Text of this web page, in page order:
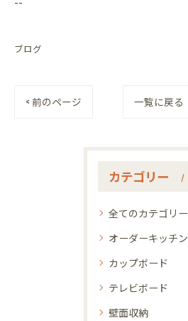
ブログ
< 前のページ 一覧に戻る
カテゴリー
全てのカテゴリー
オーダーキッチン
カップボード
テレビボード
壁面収納